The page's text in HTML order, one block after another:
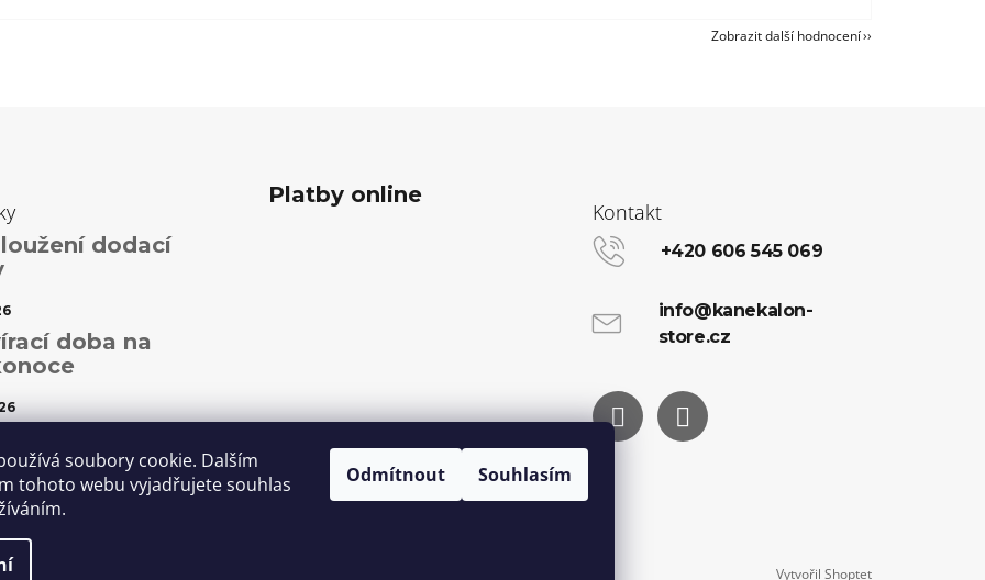
soubory cookie. Dalším
tohoto webu vyjadřujete souhlas
Odmítnout Souhlasím
Zobrazit další hodnocení
dodací
doba na
Platby online
Kontakt
+420 606 545 069
info@kanekalon-
store.cz
Vytvořil Shoptet
nastavení cookies